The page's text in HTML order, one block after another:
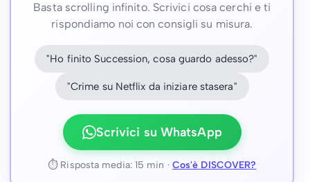
Basta scrolling infinito. Scrivici cosa cerchi e ti
rispondiamo noi con consigli su misura.
"Ho finito Succession, cosa guardo adesso?"
"Crime su Netflix da iniziare stasera"
Scrivici su WhatsApp
⏱ Risposta media: 15 min · Cos'è DISCOVER?